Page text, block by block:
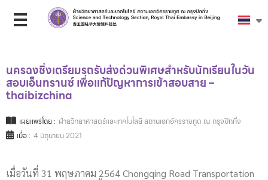
นครฉงชิ่งเตรียมรถรับส่งด่วนพิเศษสำหรับนักเรียนในวัน
สอบเอ็นทรานซ์ เพื่อแก้ปัญหาการเข้าสอบสาย –
thaibizchina
เผยแพร่โดย : ฝ่ายวิทยาศาสตร์และเทคโนโลยี สถานเอกอัครราชทูต ณ กรุงปักกิ่ง
เมื่อ : 4 มิถุนายน 2021
เมื่อวันที่ 31 พฤษภาคม 2564 Chongqing Road Transportation